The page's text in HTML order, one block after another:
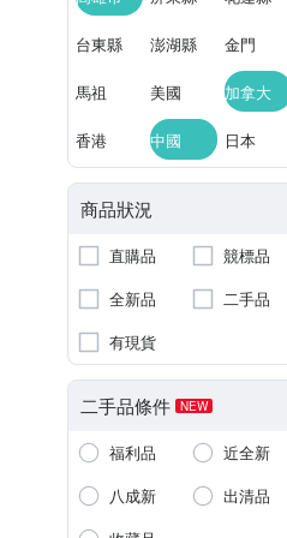
台東縣 澎湖縣 金門
馬祖 美國 加拿大
香港 中國 日本
商品狀況
直購品
競標品
全新品
二手品
有現貨
二手品條件 NEW
福利品
近全新
八成新
出清品